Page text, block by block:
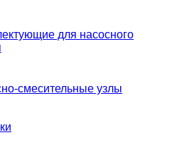
для насосного
смесительные узлы